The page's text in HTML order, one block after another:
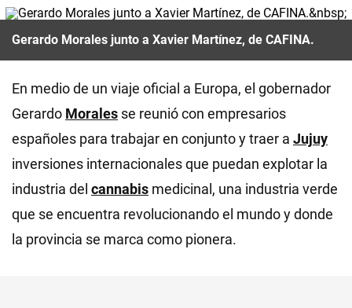
Gerardo Morales junto a Xavier Martínez, de CAFINA.
En medio de un viaje oficial a Europa, el gobernador
Gerardo Morales se reunió con empresarios
españoles para trabajar en conjunto y traer a Jujuy
inversiones internacionales que puedan explotar la
industria del cannabis medicinal, una industria verde
que se encuentra revolucionando el mundo y donde
la provincia se marca como pionera.